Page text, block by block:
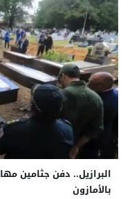
البرازيل.. دفن جثامين
بالأمازون